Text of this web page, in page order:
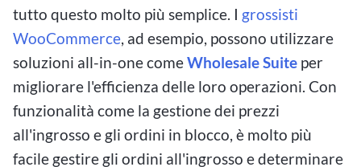
tutto questo molto più semplice. I grossisti
WooCommerce , ad esempio, possono utilizzare
soluzioni all-in-one comeWholesale Suite per
migliorare l'efficienza delle loro operazioni. Con
funzionalità come la gestione dei prezzi
all'ingrosso e gli ordini in blocco, è molto più
facile gestire gli ordini all'ingrosso e determinare